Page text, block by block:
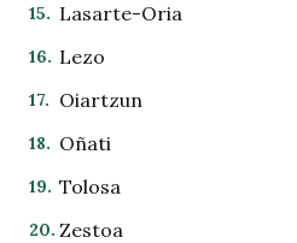
Lasarte-Oria
Lezo
Oiartzun
Oñati
Tolosa
Zestoa